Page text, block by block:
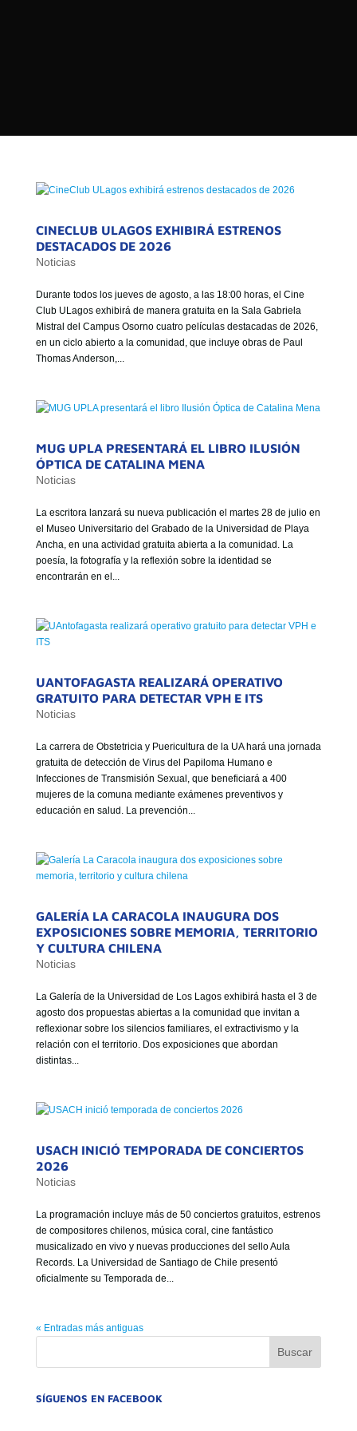
ESTADO DE CHILE
MISIÓN
VISIÓN
GOBIERNO CORPORATIVO
CINECLUB ULAGOS EXHIBIRÁ ESTRENOS
DESTACADOS DE 2026
Noticias
Durante todos los jueves de agosto, a las 18:00 horas, el Cine
Club ULagos exhibirá de manera gratuita en la Sala Gabriela
Mistral del Campus Osorno cuatro películas destacadas de 2026,
en un ciclo abierto a la comunidad, que incluye obras de Paul
Thomas Anderson,...
MUG UPLA PRESENTARÁ EL LIBRO ILUSIÓN
ÓPTICA DE CATALINA MENA
Noticias
La escritora lanzará su nueva publicación el martes 28 de julio en
el Museo Universitario del Grabado de la Universidad de Playa
Ancha, en una actividad gratuita abierta a la comunidad. La
poesía, la fotografía y la reflexión sobre la identidad se
encontrarán en el...
UANTOFAGASTA REALIZARÁ OPERATIVO
GRATUITO PARA DETECTAR VPH E ITS
Noticias
La carrera de Obstetricia y Puericultura de la UA hará una jornada
gratuita de detección de Virus del Papiloma Humano e
Infecciones de Transmisión Sexual, que beneficiará a 400
mujeres de la comuna mediante exámenes preventivos y
educación en salud. La prevención...
GALERÍA LA CARACOLA INAUGURA DOS
EXPOSICIONES SOBRE MEMORIA, TERRITORIO
Y CULTURA CHILENA
Noticias
La Galería de la Universidad de Los Lagos exhibirá hasta el 3 de
agosto dos propuestas abiertas a la comunidad que invitan a
reflexionar sobre los silencios familiares, el extractivismo y la
relación con el territorio. Dos exposiciones que abordan
distintas...
USACH INICIÓ TEMPORADA DE CONCIERTOS
2026
Noticias
La programación incluye más de 50 conciertos gratuitos, estrenos
de compositores chilenos, música coral, cine fantástico
musicalizado en vivo y nuevas producciones del sello Aula
Records. La Universidad de Santiago de Chile presentó
oficialmente su Temporada de...
« Entradas más antiguas
SÍGUENOS EN FACEBOOK